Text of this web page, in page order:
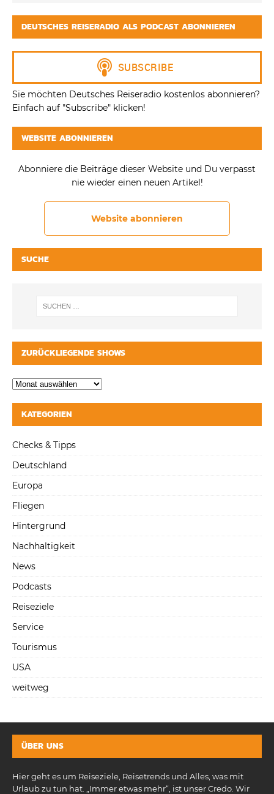
DEUTSCHES REISERADIO ALS PODCAST ABONNIEREN
Sie möchten Deutsches Reiseradio kostenlos abonnieren?
Einfach auf "Subscribe" klicken!
WEBSITE ABONNIEREN
Abonniere die Beiträge dieser Website und Du verpasst
nie wieder einen neuen Artikel!
Website abonnieren
SUCHE
ZURÜCKLIEGENDE SHOWS
KATEGORIEN
Checks & Tipps
Deutschland
Europa
Fliegen
Hintergrund
Nachhaltigkeit
News
Podcasts
Reiseziele
Service
Tourismus
USA
weitweg
ÜBER UNS
Hier geht es um Reiseziele, Reisetrends und Alles, was mit
Urlaub zu tun hat. „Immer etwas mehr“, ist unser Credo. Wir